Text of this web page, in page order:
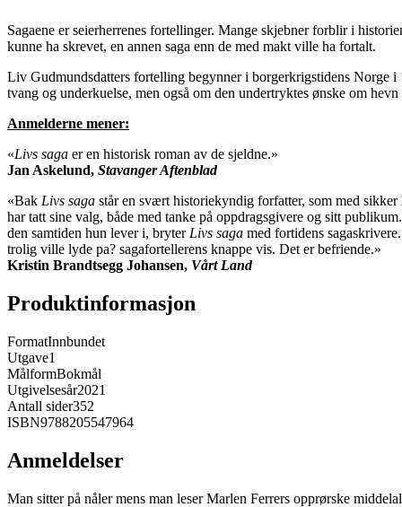
Sagaene er seierherrenes fortellinger. Mange skjebner forblir i
kunne ha skrevet, en annen saga enn de med makt ville ha fortalt.
Liv Gudmundsdatters fortelling begynner i borgerkrigstidens Norge
tvang og underkuelse, men også om den undertryktes ønske om
Anmelderne mener:
«Livs saga er en historisk roman av de sjeldne.»
Jan Askelund, Stavanger Aftenblad
«Bak Livs saga står en svært historiekyndig forfatter, som med
har tatt sine valg, både med tanke på oppdragsgivere og sitt
den samtiden hun lever i, bryter Livs saga med fortidens
trolig ville lyde pa? sagafortellerens knappe vis. Det er befriende.»
Kristin Brandtsegg Johansen, Vårt Land
Produktinformasjon
FormatInnbundet
Utgave1
MålformBokmål
Utgivelsesår2021
Antall sider352
ISBN9788205547964
Anmeldelser
Man sitter på nåler mens man leser Marlen Ferrers opprørske